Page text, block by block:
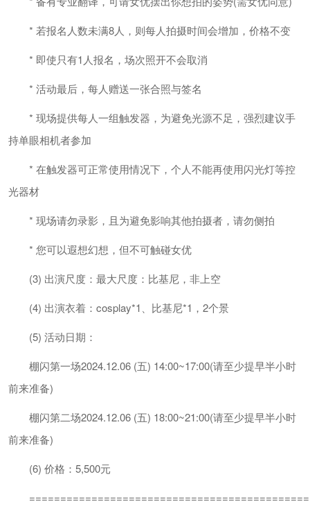
* 若报名人数未满8人，则每人拍摄时间会增加，价格不变
* 即使只有1人报名，场次照开不会取消
* 活动最后，每人赠送一张合照与签名
* 现场提供每人一组触发器，为避免光源不足，强烈建议手
持单眼相机者参加
* 在触发器可正常使用情况下，个人不能再使用闪光灯等控
光器材
* 现场请勿录影，且为避免影响其他拍摄者，请勿侧拍
* 您可以遐想幻想，但不可触碰女优
(3) 出演尺度：最大尺度：比基尼，非上空
(4) 出演衣着：cosplay*1、比基尼*1，2个景
(5) 活动日期：
棚闪第一场2024.12.06 (五) 14:00~17:00(请至少提早半小时
前来准备)
棚闪第二场2024.12.06 (五) 18:00~21:00(请至少提早半小时
前来准备)
(6) 价格：5,500元